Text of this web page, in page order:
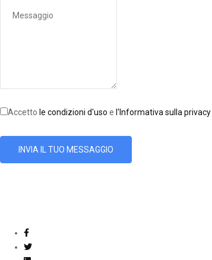
Accetto le condizioni d'uso e l'Informativa sulla privacy
INVIA IL TUO MESSAGGIO